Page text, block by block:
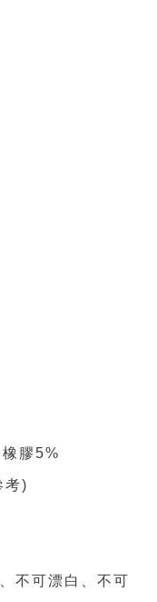
橡膠5%
考)
、不可漂白
、不可